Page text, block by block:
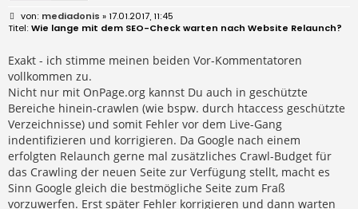
B
e
r
a
g
mediadonis » 17.01.2017, 11:45
Wie lange mit dem SEO-Check warten nach Website Relaunch?
Exakt - ich stimme meinen beiden Vor-Kommentatoren
vollkommen zu.
Nicht nur mit OnPage.org kannst Du auch in geschützte
Bereiche hinein-crawlen (wie bspw. durch htaccess geschützte
Verzeichnisse) und somit Fehler vor dem Live-Gang
indentifizieren und korrigieren. Da Google nach einem
erfolgten Relaunch gerne mal zusätzliches Crawl-Budget für
das Crawling der neuen Seite zur Verfügung stellt, macht es
Sinn Google gleich die bestmögliche Seite zum Fraß
vorzuwerfen. Erst später Fehler korrigieren und dann warten